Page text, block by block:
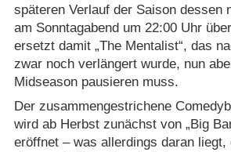
späteren Verlauf der Saison dessen
am Sonntagabend um 22:00 Uhr
ersetzt damit „The Mentalist“, das
zwar noch verlängert wurde, nun
Midseason pausieren muss.
Der zusammengestrichene
wird ab Herbst zunächst von „Big
eröffnet – was allerdings daran liegt,